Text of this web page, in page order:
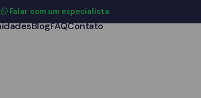
BlogFAQContato
Falar com um especialista